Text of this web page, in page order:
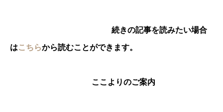
続きの記事を読みたい場合
はこちらから読むことができます。
ここよりのご案内